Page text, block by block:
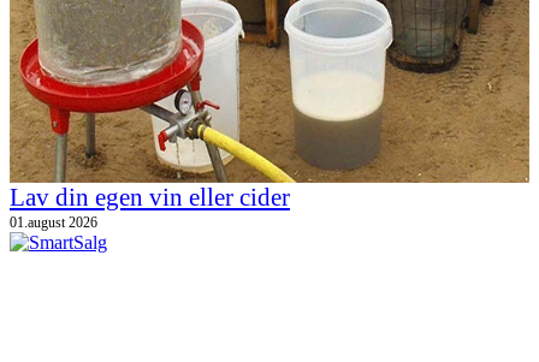
Lav din egen vin eller cider
01.august 2026